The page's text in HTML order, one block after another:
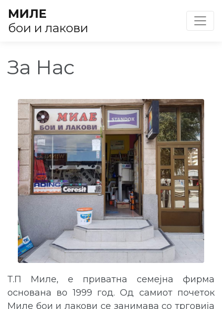
МИЛЕ
бои и лакови
За Нас
Т.П Миле, е приватна семејна фирма
основана во 1999 год. Од самиот почеток
Миле бои и лакови се занимава со трговија